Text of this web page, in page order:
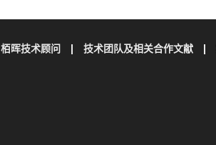
栢晖技术顾问 技术团队及相关合作文献